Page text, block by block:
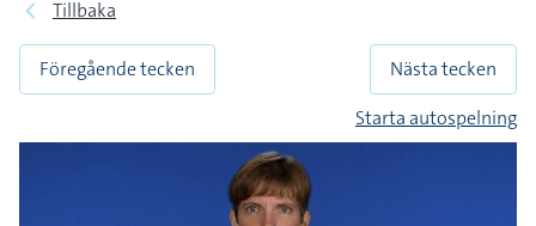
Tillbaka
Föregående tecken
Nästa tecken
Starta autospelning